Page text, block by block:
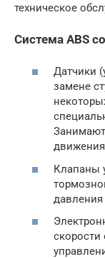
техническое
Система ABS
Датчики
замене
Клапаны
давления
скорости